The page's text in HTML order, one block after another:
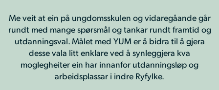
Me veit at ein på ungdomsskulen og vidaregåande går
rundt med mange spørsmål og tankar rundt framtid og
utdanningsval. Målet med YUM er å bidra til å gjera
desse vala litt enklare ved å synleggjera kva
moglegheiter ein har innanfor utdanningsløp og
arbeidsplassar i indre Ryfylke.